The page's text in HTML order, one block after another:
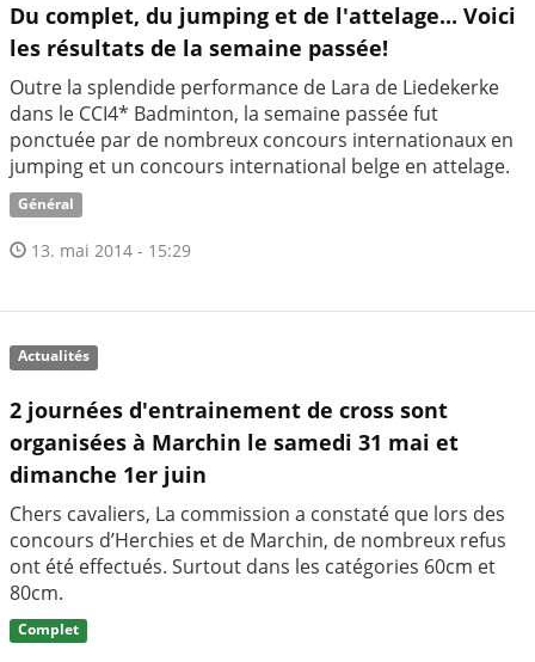
Du complet, du jumping et de l'attelage... Voici
les résultats de la semaine passée!
Outre la splendide performance de Lara de Liedekerke
dans le CCI4* Badminton, la semaine passée fut
ponctuée par de nombreux concours internationaux en
jumping et un concours international belge en attelage.
Général
13. mai 2014 - 15:29
Actualités
2 journées d'entrainement de cross sont
organisées à Marchin le samedi 31 mai et
dimanche 1er juin
Chers cavaliers, La commission a constaté que lors des
concours d’Herchies et de Marchin, de nombreux refus
ont été effectués. Surtout dans les catégories 60cm et
80cm.
Complet